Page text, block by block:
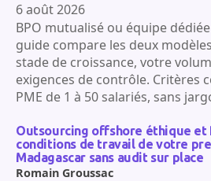
BPO mutualisé ou équipe
guide compare les deux
stade de croissance, votre
exigences de contrôle. Critères
PME de 1 à 50 salariés, sans
6 août 2026
Outsourcing offshore éthique et
conditions de travail de votre
Madagascar sans audit sur place
Romain Groussac